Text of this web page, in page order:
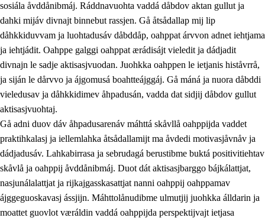
sosiála åvddånibmáj. Ráddnavuohta vaddá dåbdov aktan gullut ja
dahki mijáv divnajt binnebut rassjen. Gå åtsådallap mij lip
dåhkkiduvvam ja luohtadusáv dåbddåp, oahppat árvvon adnet iehtjama
ja iehtjádit. Oahppe galggi oahppat ærádisájt vieledit ja dádjadit
divnajn le sadje aktisasjvuodan. Juohkka oahppen le ietjanis histåvrrå,
ja siján le dårvvo ja ájgomusá boahtteájggáj. Gå máná ja nuora dåbddi
vieledusav ja dåhkkidimev åhpadusán, vadda dat sidjij dåbdov gullut
aktisasjvuohtaj.
Gå adni duov dáv åhpadusarenáv máhttá skåvllå oahppijda vaddet
praktihkalasj ja iellemlahka åtsådallamijt ma åvdedi motivasjåvnåv ja
dádjadusáv. Lahkabirrasa ja sebrudagá berustibme buktá positivitiehtav
skåvlå ja oahppij åvddånibmáj. Duot dát aktisasjbarggo bájkálattjat,
nasjunálalattjat ja rijkajgasskasattjat nanni oahppij oahppamav
ájggeguoskavasj ássjijn. Máhttolånudibme ulmutjij juohkka álldarin ja
moattet guovlot væráldin vaddá oahppijda perspektijvajt ietjasa